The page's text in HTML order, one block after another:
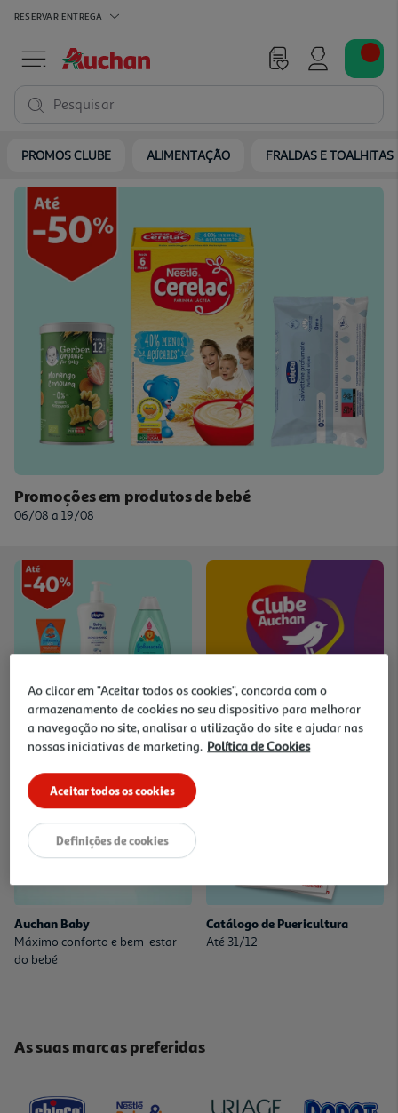
RESERVAR ENTREGA
Pesquisar
PROMOS CLUBE ALIMENTAÇÃO FRALDAS E TOALHITAS
Promoções em produtos de bebé
06/08 a 19/08
Especial Banho
06/08 a 19/08
Clube Auchan
Promoções exclusivas para
membros
Auchan Baby
Máximo conforto e bem-estar
do bebé
Catálogo de Puericultura
Até 31/12
As suas marcas preferidas
Ao clicar em "Aceitar todos os cookies", concorda com o
armazenamento de cookies no seu dispositivo para melhorar
a navegação no site, analisar a utilização do site e ajudar nas
nossas iniciativas de marketing. Política de Cookies
Aceitar todos os cookies
Definições de cookies